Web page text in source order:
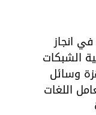
انجاز
الشبكات
وسائل
اللغات